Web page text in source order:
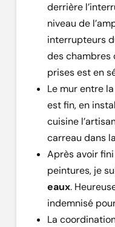
derrière
niveau de
interrupteurs
des chambres
prises est en
Le mur entre
est fin, en
cuisine
carreau dans
Après avoir
peintures, je
eaux.
indemnisé
La